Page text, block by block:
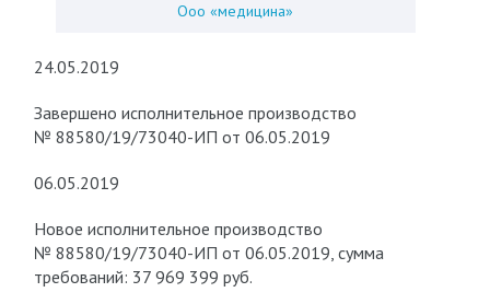
Ооо «медицина»
24.05.2019
Завершено исполнительное производство
№ 88580/19/73040-ИП от 06.05.2019
06.05.2019
Новое исполнительное производство
№ 88580/19/73040-ИП от 06.05.2019, сумма
требований: 37 969 399 руб.